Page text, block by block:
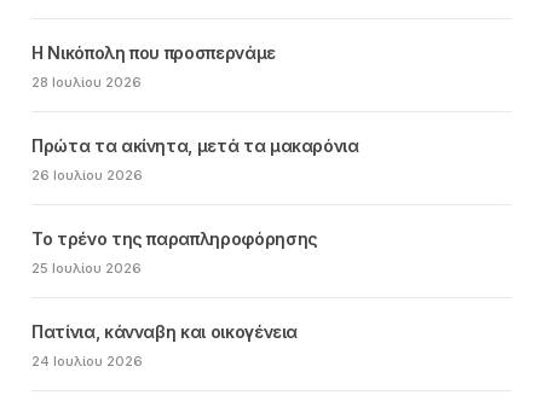
Η Νικόπολη που προσπερνάμε
28 Ιουλίου 2026
Πρώτα τα ακίνητα, μετά τα μακαρόνια
26 Ιουλίου 2026
Το τρένο της παραπληροφόρησης
25 Ιουλίου 2026
Πατίνια, κάνναβη και οικογένεια
24 Ιουλίου 2026